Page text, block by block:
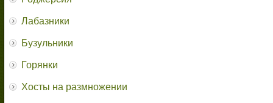
Лабазники
Бузульники
Горянки
Хосты на размножении